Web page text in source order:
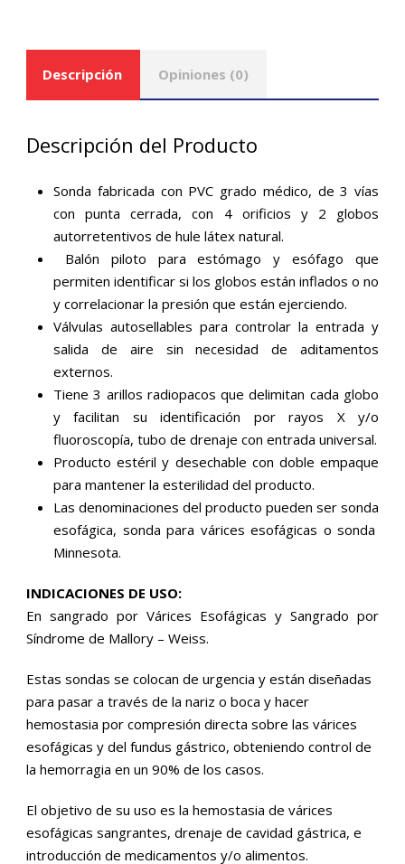
Descripción Opiniones (0)
Descripción del Producto
Sonda fabricada con PVC grado médico, de 3 vías
con punta cerrada, con 4 orificios y 2 globos
autorretentivos de hule látex natural.
Balón piloto para estómago y esófago que
permiten identificar si los globos están inflados o no
y correlacionar la presión que están ejerciendo.
Válvulas autosellables para controlar la entrada y
salida de aire sin necesidad de aditamentos
externos.
Tiene 3 arillos radiopacos que delimitan cada globo
y facilitan su identificación por rayos X y/o
fluoroscopía, tubo de drenaje con entrada universal.
Producto estéril y desechable con doble empaque
para mantener la esterilidad del producto.
Las denominaciones del producto pueden ser sonda
esofágica, sonda para várices esofágicas o sonda
Minnesota.
INDICACIONES DE USO:
En sangrado por Várices Esofágicas y Sangrado por
Síndrome de Mallory – Weiss.
Estas sondas se colocan de urgencia y están diseñadas
para pasar a través de la nariz o boca y hacer
hemostasia por compresión directa sobre las várices
esofágicas y del fundus gástrico, obteniendo control de
la hemorragia en un 90% de los casos.
El objetivo de su uso es la hemostasia de várices
esofágicas sangrantes, drenaje de cavidad gástrica, e
introducción de medicamentos y/o alimentos.